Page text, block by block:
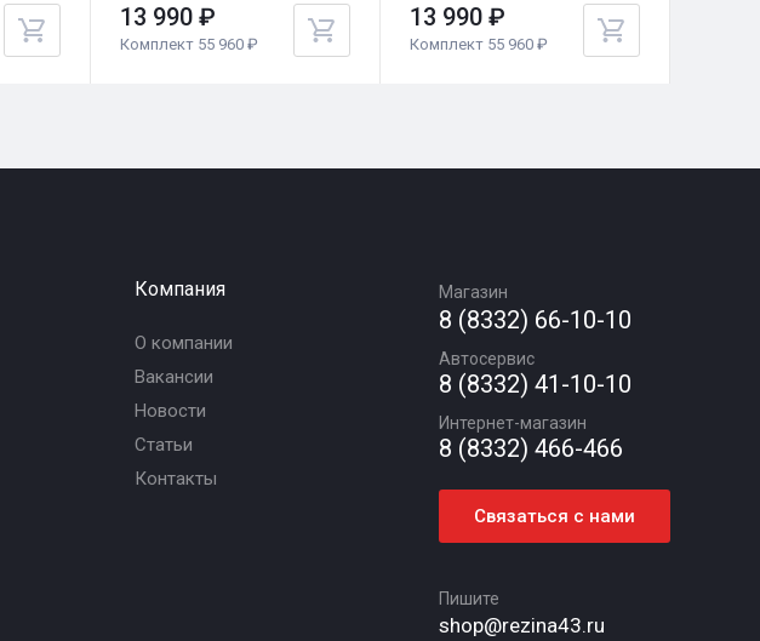
13 990 ₽
Комплект 55 960 ₽
13 990 ₽
Комплект 55 960 ₽
Компания
О компании
Вакансии
Новости
Статьи
Контакты
Магазин
8 (8332) 66-10-10
Автосервис
8 (8332) 41-10-10
Интернет-магазин
8 (8332) 466-466
Связаться с нами
Пишите
shop@rezina43.ru